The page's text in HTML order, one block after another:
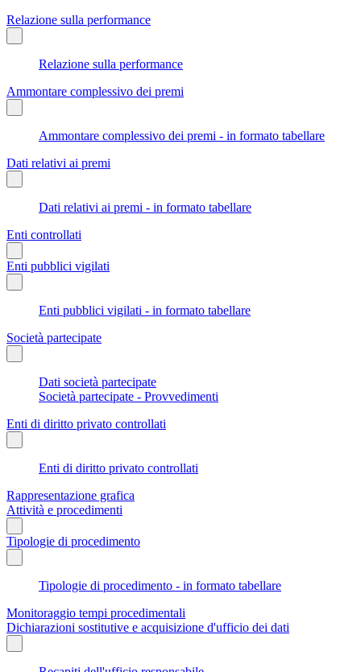
Relazione sulla performance
Relazione sulla performance
Ammontare complessivo dei premi
Ammontare complessivo dei premi - in formato tabellare
Dati relativi ai premi
Dati relativi ai premi - in formato tabellare
Enti controllati
Enti pubblici vigilati
Enti pubblici vigilati - in formato tabellare
Società partecipate
Dati società partecipate
Società partecipate - Provvedimenti
Enti di diritto privato controllati
Enti di diritto privato controllati
Rappresentazione grafica
Attività e procedimenti
Tipologie di procedimento
Tipologie di procedimento - in formato tabellare
Monitoraggio tempi procedimentali
Dichiarazioni sostitutive e acquisizione d'ufficio dei dati